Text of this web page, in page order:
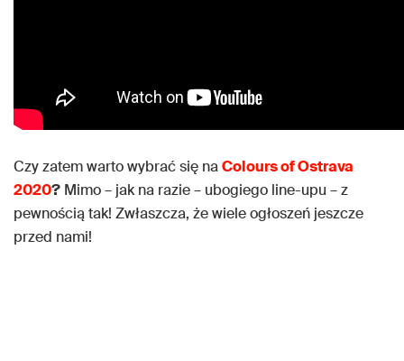
Czy zatem warto wybrać się naColours of Ostrava
2020? Mimo – jak na razie – ubogiego line-upu – z
pewnością tak! Zwłaszcza, że wiele ogłoszeń jeszcze
przed nami!